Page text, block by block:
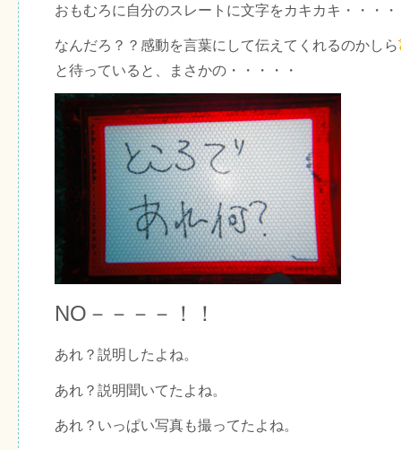
おもむろに自分のスレートに文字をカキカキ・・・・
なんだろ？？感動を言葉にして伝えてくれるのかしら
と待っていると、まさかの・・・・・
NO－－－－！！
あれ？説明したよね。
あれ？説明聞いてたよね。
あれ？いっぱい写真も撮ってたよね。